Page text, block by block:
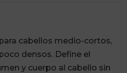
cabellos medio-cortos,
densos. Define el
y cuerpo al cabello sin